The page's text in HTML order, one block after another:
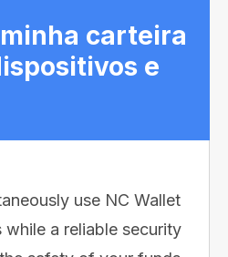
carteira
e
use NC Wallet
a reliable security